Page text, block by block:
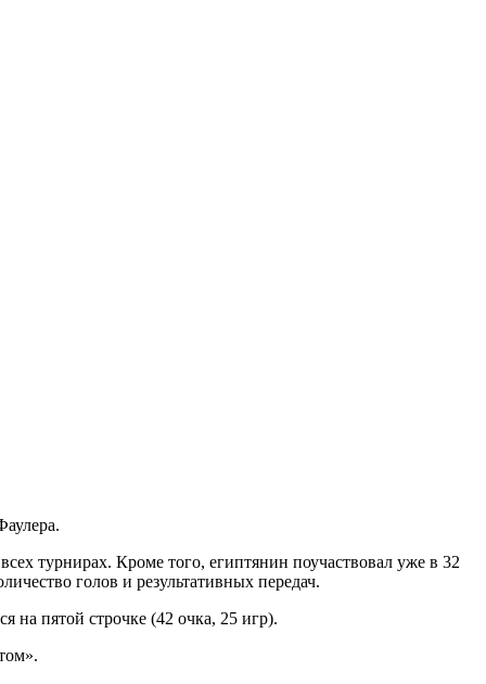
турнирах. Кроме того, египтянин поучаствовал уже в 32
голов и результативных передач.
на пятой строчке (42 очка, 25 игр).